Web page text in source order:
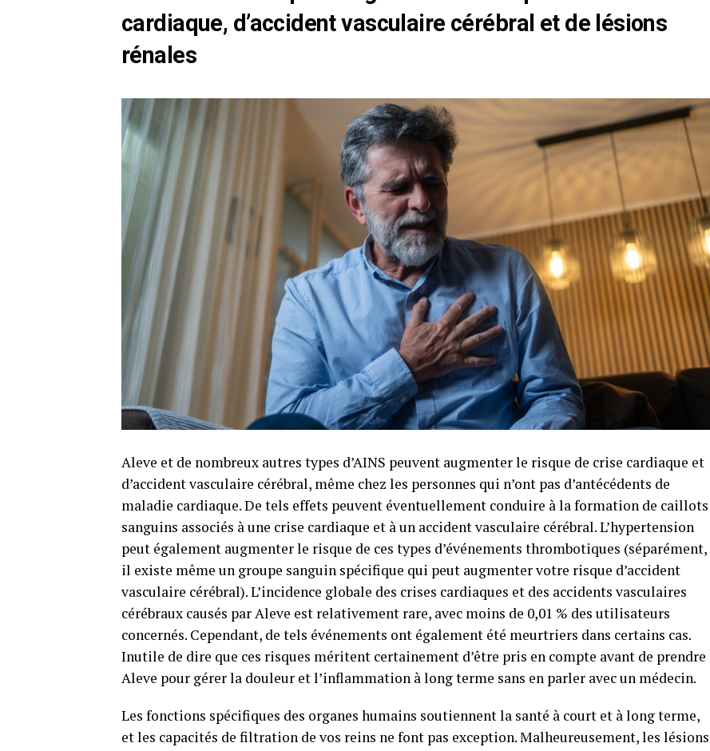
cardiaque, d’accident vasculaire cérébral et de lésions
rénales
Aleve et de nombreux autres types d’AINS peuvent augmenter le risque de crise cardiaque et
d’accident vasculaire cérébral, même chez les personnes qui n’ont pas d’antécédents de
maladie cardiaque. De tels effets peuvent éventuellement conduire à la formation de caillots
sanguins associés à une crise cardiaque et à un accident vasculaire cérébral. L’hypertension
peut également augmenter le risque de ces types d’événements thrombotiques (séparément,
il existe même un groupe sanguin spécifique qui peut augmenter votre risque d’accident
vasculaire cérébral). L’incidence globale des crises cardiaques et des accidents vasculaires
cérébraux causés par Aleve est relativement rare, avec moins de 0,01 % des utilisateurs
concernés. Cependant, de tels événements ont également été meurtriers dans certains cas.
Inutile de dire que ces risques méritent certainement d’être pris en compte avant de prendre
Aleve pour gérer la douleur et l’inflammation à long terme sans en parler avec un médecin.
Les fonctions spécifiques des organes humains soutiennent la santé à court et à long terme,
et les capacités de filtration de vos reins ne font pas exception. Malheureusement, les lésions